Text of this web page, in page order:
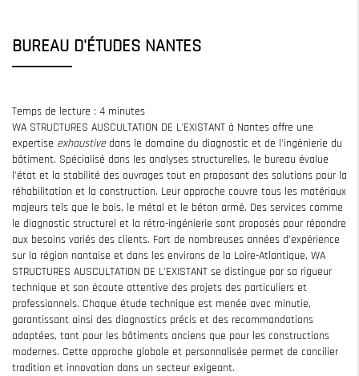
BUREAU D'ÉTUDES NANTES
Temps de lecture : 4 minutes
WA STRUCTURES AUSCULTATION DE L'EXISTANT à Nantes offre une
expertise exhaustivedans le domaine du diagnostic et de l'ingénierie du
bâtiment. Spécialisé dans les analyses structurelles, le bureau évalue
l'état et la stabilité des ouvrages tout en proposant des solutions pour la
réhabilitation et la construction. Leur approche couvre tous les matériaux
majeurs tels que le bois, le métal et le béton armé. Des services comme
le diagnostic structurel et la rétro-ingénierie sont proposés pour répondre
aux besoins variés des clients. Fort de nombreuses années d'expérience
sur la région nantaise et dans les environs de la Loire-Atlantique, WA
STRUCTURES AUSCULTATION DE L'EXISTANT se distingue par sa rigueur
technique et son écoute attentive des projets des particuliers et
professionnels. Chaque étude technique est menée avec minutie,
garantissant ainsi des diagnostics précis et des recommandations
adaptées, tant pour les bâtiments anciens que pour les constructions
modernes. Cette approche globale et personnalisée permet de concilier
tradition et innovation dans un secteur exigeant.